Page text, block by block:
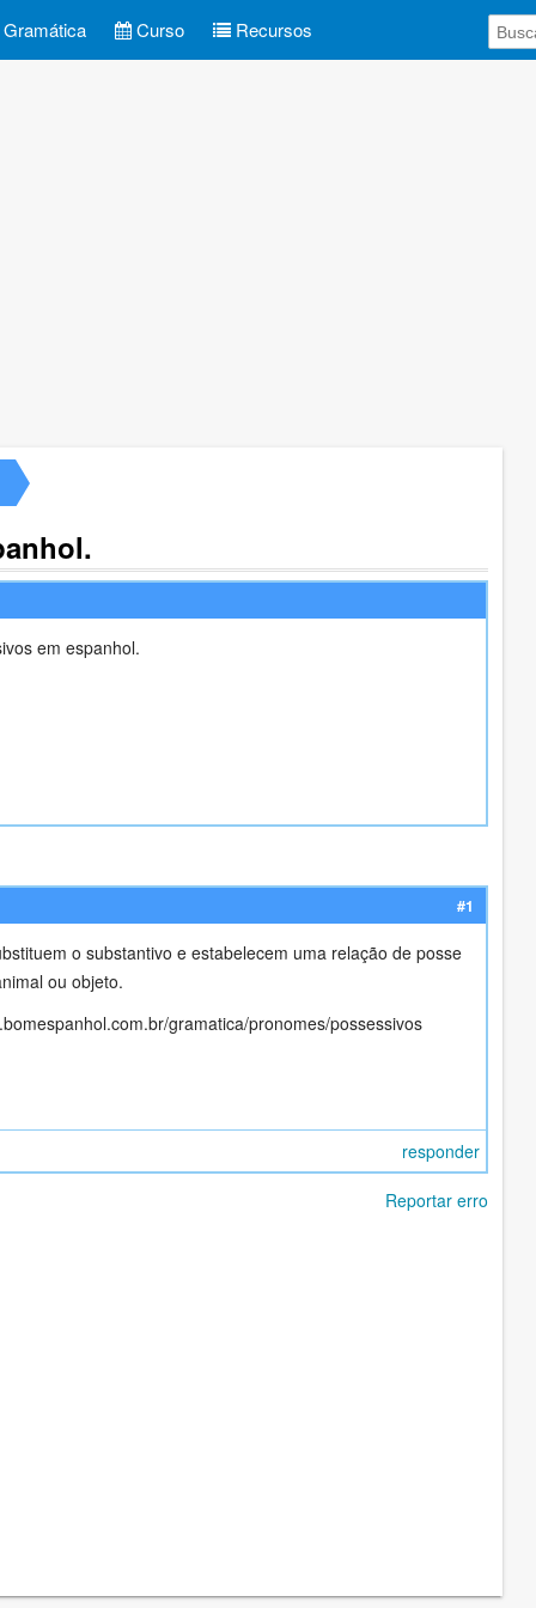
Gramática Curso Recursos
em espanhol.
#1
o substantivo e estabelecem uma relação de posse
ou objeto.
gramatica/pronomes/possessivos
responder
Reportar erro